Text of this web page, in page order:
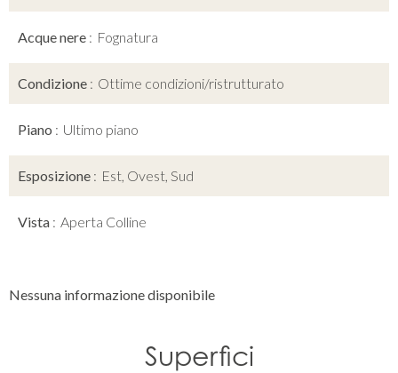
Acque nere Fognatura
Condizione Ottime condizioni/ristrutturato
Piano Ultimo piano
Esposizione Est, Ovest, Sud
Vista Aperta Colline
Nessuna informazione disponibile
Superfici